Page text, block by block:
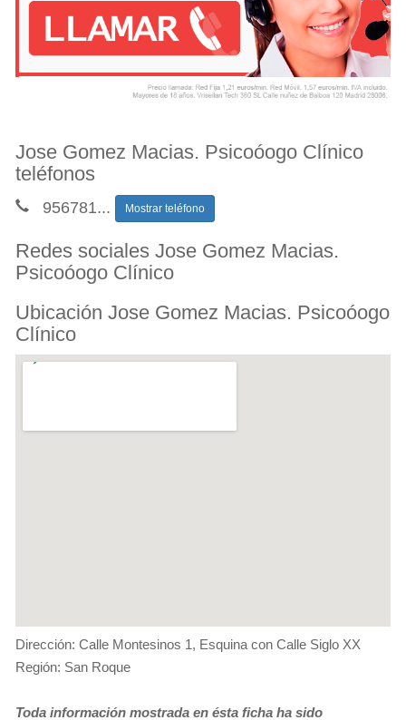
Jose Gomez Macias. Psicoóogo Clínico
teléfonos
956781... Mostrar teléfono
Redes sociales Jose Gomez Macias.
Psicoóogo Clínico
Ubicación Jose Gomez Macias. Psicoóogo
Clínico
Dirección: Calle Montesinos 1, Esquina con Calle Siglo XX
Región: San Roque
Toda información mostrada en ésta ficha ha sido